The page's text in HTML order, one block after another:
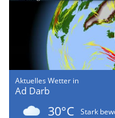
Aktuelles Wetter in
Ad Darb
30°C
Stark